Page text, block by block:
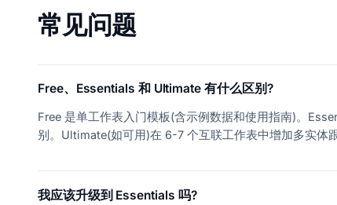
常见问题
Free、Essentials 和 Ultimate 有什么区别?
Free 是单工作表入门模板(含示例数据和使用指南)。
别。Ultimate(如可用)在 6-7 个互联工作表中增加多实体
我应该升级到 Essentials 吗?